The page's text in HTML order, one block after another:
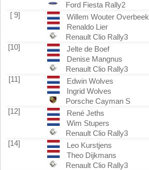
Ford Fiesta Rally2
[ 9]
Willem Wouter Overbeek
Renaldo Lier
Renault Clio Rally3
[10]
Jelte de Boef
Denise Mangnus
Renault Clio Rally3
[11]
Edwin Wolves
Ingrid Wolves
Porsche Cayman S
[12]
René Jeths
Wim Stupers
Renault Clio Rally3
[14]
Leo Kurstjens
Theo Dijkmans
Renault Clio Rally3